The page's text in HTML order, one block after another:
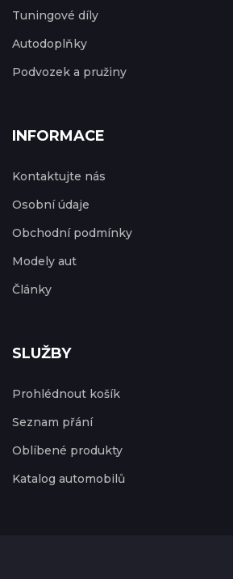
Tuningové díly
Autodoplňky
Podvozek a pružiny
INFORMACE
Kontaktujte nás
Osobní údaje
Obchodní podmínky
Modely aut
Články
SLUŽBY
Prohlédnout košík
Seznam přání
Oblíbené produkty
Katalog automobilů